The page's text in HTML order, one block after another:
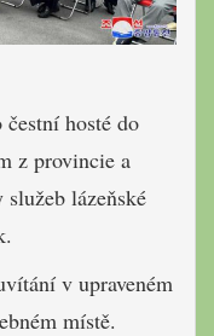
hosté do
z provincie a
lázeňské
v upraveném
místě.